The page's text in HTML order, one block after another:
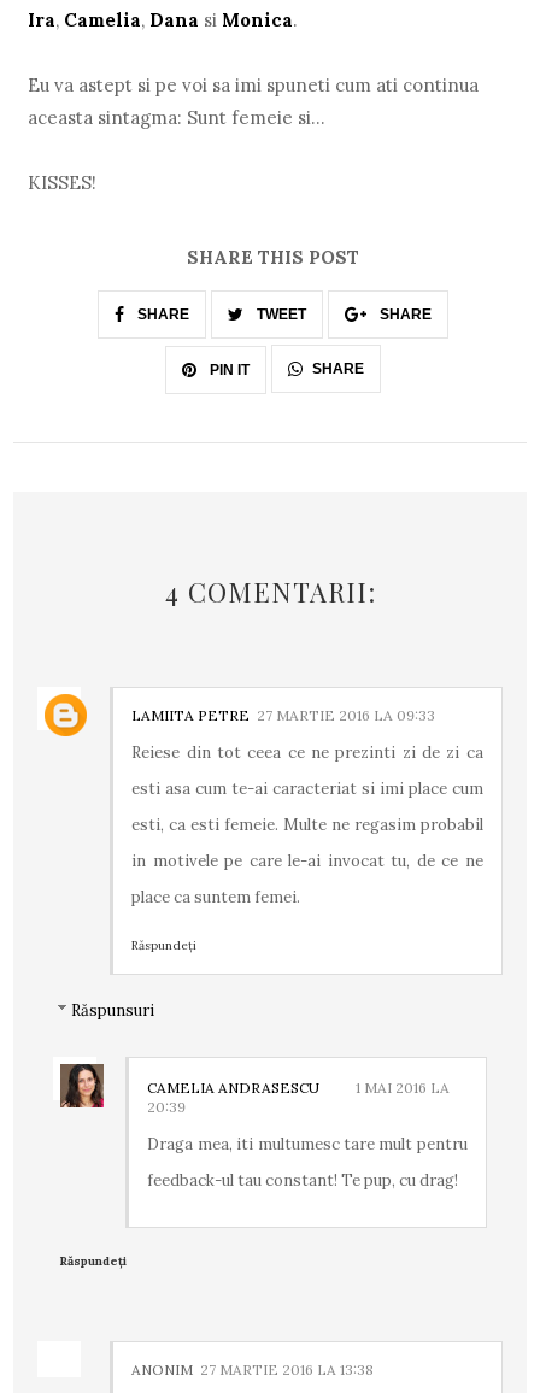
Ira, Camelia, Dana si Monica.
Eu va astept si pe voi sa imi spuneti cum ati continua
aceasta sintagma: Sunt femeie si...
KISSES!
SHARE THIS POST
SHARE TWEET SHARE
PIN IT SHARE
4 COMENTARII:
LAMIITA PETRE 27 MARTIE 2016 LA 09:33
Reiese din tot ceea ce ne prezinti zi de zi ca
esti asa cum te-ai caracteriat si imi place cum
esti, ca esti femeie. Multe ne regasim probabil
in motivele pe care le-ai invocat tu, de ce ne
place ca suntem femei.
Răspundeți
Răspunsuri
CAMELIA ANDRASESCU
1 MAI 2016 LA
20:39
Draga mea, iti multumesc tare mult pentru
feedback-ul tau constant! Te pup, cu drag!
Răspundeți
ANONIM 27 MARTIE 2016 LA 13:38